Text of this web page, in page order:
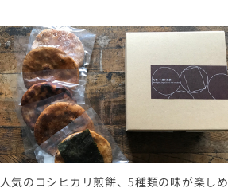
人気のコシヒカリ煎餅、5種類の味が楽しめ